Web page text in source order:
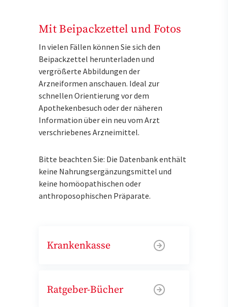
Mit Beipackzettel und Fotos
In vielen Fällen können Sie sich den
Beipackzettel herunterladen und
vergrößerte Abbildungen der
Arzneiformen anschauen. Ideal zur
schnellen Orientierung vor dem
Apothekenbesuch oder der näheren
Information über ein neu vom Arzt
verschriebenes Arzneimittel.
Bitte beachten Sie: Die Datenbank enthält
keine Nahrungsergänzungsmittel und
keine homöopathischen oder
anthroposophischen Präparate.
Krankenkasse
Ratgeber-Bücher